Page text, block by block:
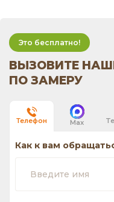
Это бесплатно!
ВЫЗОВИТЕ
ПО ЗАМЕРУ
Телефон Max
Как к вам